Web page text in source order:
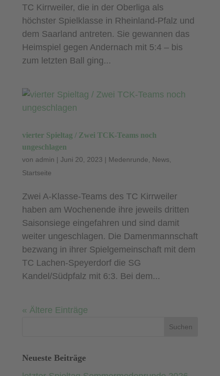
TC Kirrweiler, die in der Oberliga als
höchster Spielklasse in Rheinland-Pfalz und
dem Saarland antreten. Sie gewannen das
Heimspiel gegen Andernach mit 5:4 – bis
zum letzten Ball ging...
vierter Spieltag / Zwei TCK-Teams noch
ungeschlagen
von admin | Juni 20, 2023 | Medenrunde, News,
Startseite
Zwei A-Klasse-Teams des TC Kirrweiler
haben am Wochenende ihre jeweils dritten
Saisonsiege eingefahren und sind damit
weiter ungeschlagen. Die Damenmannschaft
bezwang in ihrer Spielgemeinschaft mit dem
TC Lachen-Speyerdorf die SG
Kandel/Südpfalz mit 6:3. Bei dem...
« Ältere Einträge
Neueste Beiträge